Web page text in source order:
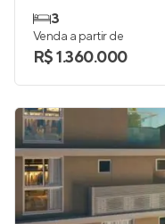
3
Venda a partir de
R$ 1.360.000